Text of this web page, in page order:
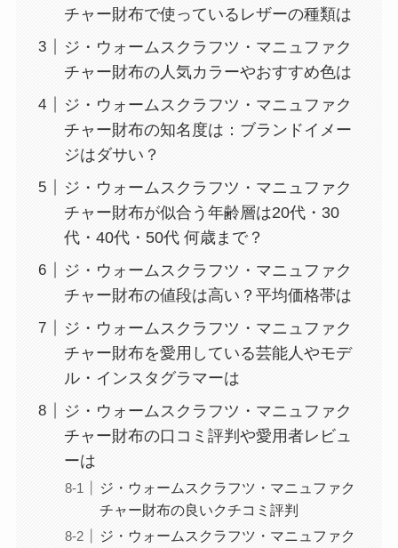
チャー財布で使っているレザーの種類は
ジ・ウォームスクラフツ・マニュファク
チャー財布の人気カラーやおすすめ色は
ジ・ウォームスクラフツ・マニュファク
チャー財布の知名度は：ブランドイメー
ジはダサい？
ジ・ウォームスクラフツ・マニュファク
チャー財布が似合う年齢層は20代・30
代・40代・50代 何歳まで？
ジ・ウォームスクラフツ・マニュファク
チャー財布の値段は高い？平均価格帯は
ジ・ウォームスクラフツ・マニュファク
チャー財布を愛用している芸能人やモデ
ル・インスタグラマーは
ジ・ウォームスクラフツ・マニュファク
チャー財布の口コミ評判や愛用者レビュ
ーは
ジ・ウォームスクラフツ・マニュファク
チャー財布の良いクチコミ評判
ジ・ウォームスクラフツ・マニュファク